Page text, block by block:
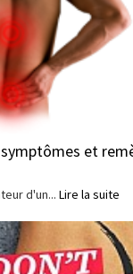
symptômes et
d'un... Lire la suite